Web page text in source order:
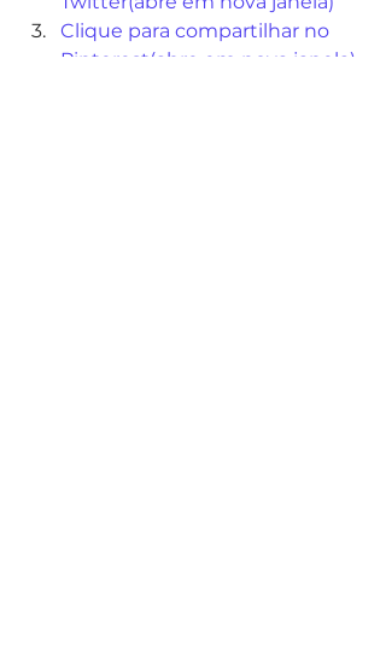
Clique para compartilhar no
Pinterest(abre em nova janela)